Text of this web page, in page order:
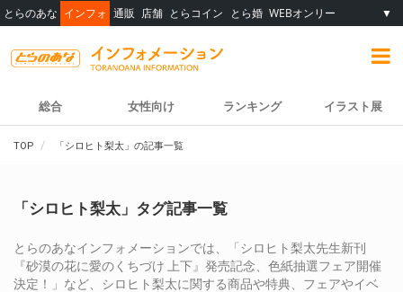
とらのあな インフォ 通販 店舗 とらコイン とら婚 WEBオンリー ▼
総合 女性向け ランキング イラスト展
TOP 「シロヒト梨太」の記事一覧
「シロヒト梨太」タグ記事一覧
とらのあなインフォメーションでは、「シロヒト梨太先生新刊
『砂漠の花に愛のくちづけ 上下』発売記念、色紙抽選フェア開催
決定！」など、シロヒト梨太に関する商品や特典、フェアやイベ